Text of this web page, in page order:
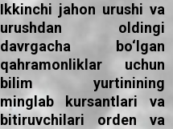
Ikkinchi jahon urushi va
urushdan oldingi
davrgacha bo‘lgan
qahramonliklar uchun
bilim yurtinining
minglab kursantlari va
bitiruvchilari orden va